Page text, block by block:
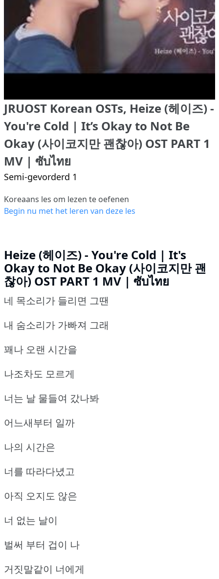
JRUOST Korean OSTs, Heize (헤이즈) -
You're Cold | It’s Okay to Not Be
Okay (사이코지만 괜찮아) OST PART 1
MV | ซับไทย
Semi-gevorderd 1
Koreaans les om lezen te oefenen
Begin nu met het leren van deze les
Heize (헤이즈) - You're Cold | It's
Okay to Not Be Okay (사이코지만 괜
찮아) OST PART 1 MV | ซับไทย
네 목소리가 들리면 그땐
내 숨소리가 가빠져 그래
꽤나 오랜 시간을
나조차도 모르게
너는 날 물들여 갔나봐
어느새부터 일까
나의 시간은
너를 따라다녔고
아직 오지도 않은
너 없는 날이
벌써 부터 겁이 나
거짓말같이 너에게